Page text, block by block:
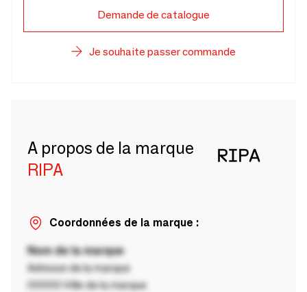
Demande de catalogue
Je souhaite passer commande
A propos de la marque
RIPA
Coordonnées de la marque :
Nom de la marque
Adresse de la marque
00000 Ville de la marque